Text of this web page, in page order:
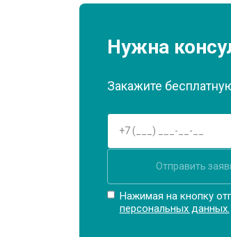
Нужна
Закажите
Отправить
Нажимая на кнопку
персональных данных.